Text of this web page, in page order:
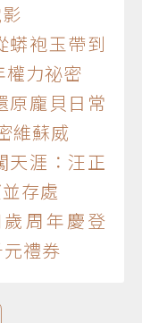
袍玉帶到
權力祕密
龐貝日常
維蘇威
涯：汪正
存處
周年慶登
禮券